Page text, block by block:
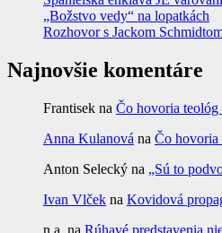
„Božstvo vedy“ na lopatkách
Rozhovor s Jackom
Najnovšie komentáre
Frantisek na Čo hovoria teológ
Anna Kulanová na Čo hovoria
Anton Selecký na „Sú to
Ivan Vlček na Kovidová
n.a. na Rúhavé predstavenia